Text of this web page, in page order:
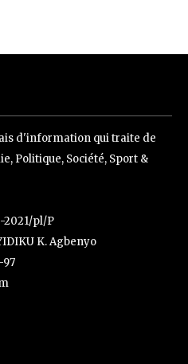
d'information qui traite de
Politique, Société, Sport &
2021/pl/P
K. Agbenyo
97